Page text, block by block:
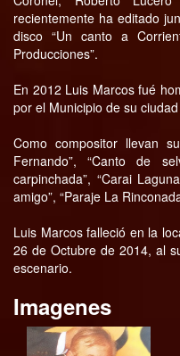
recientemente ha editado
disco “Un canto a
Producciones”.
En 2012 Luis Marcos fué
por el Municipio de su
Como compositor llevan
Fernando”, “Canto de
carpinchada”, “Carai
amigo”, “Paraje La
Luis Marcos falleció en la
26 de Octubre de 2014, al
escenario.
Imagenes